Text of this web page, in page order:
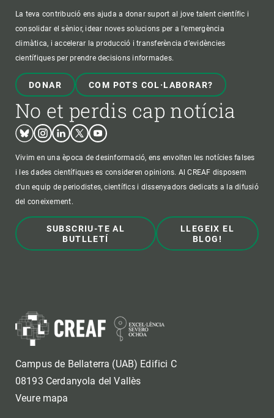
La teva contribució ens ajuda a donar suport al jove talent científic i
consolidar el sènior, idear noves solucions per a l'emergència
climàtica, i accelerar la producció i transferència d’evidències
científiques per prendre decisions informades.
DONAR COM POTS COL·LABORAR?
No et perdis cap notícia
BlueskyInstagram
LinkedinTwitterYoutube
Vivim en una època de desinformació, ens envolten les notícies falses
i les dades científiques es consideren opinions. Al CREAF disposem
d'un equip de periodistes, científics i dissenyadors dedicats a la difusió
del coneixement.
SUBSCRIU-TE AL
BUTLLETÍ
LLEGEIX EL
BLOG!
Campus de Bellaterra (UAB) Edifici C
08193 Cerdanyola del Vallès
Veure mapa